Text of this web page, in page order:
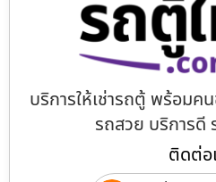
บริการให้เช่ารถตู้ พร้อม
รถสวย บริการดี
ติดต่อ